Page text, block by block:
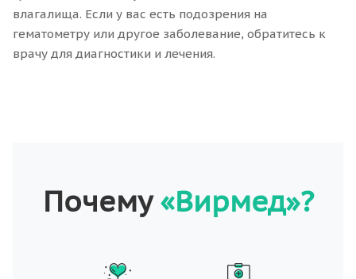
влагалища. Если у вас есть подозрения на
гематометру или другое заболевание, обратитесь к
врачу для диагностики и лечения.
Почему«Вирмед»?